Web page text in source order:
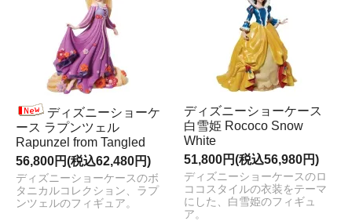
ディズニーショーケ
ース ラプンツェル
Rapunzel from Tangled
56,800円(税込62,480円)
ディズニーショーケースのボ
タニカルコレクション、ラプ
ンツェルのフィギュア。
ディズニーショーケース
白雪姫 Rococo Snow
White
51,800円(税込56,980円)
ディズニーショーケースのロ
ココスタイルの衣装をテーマ
にした、白雪姫のフィギュ
ア。